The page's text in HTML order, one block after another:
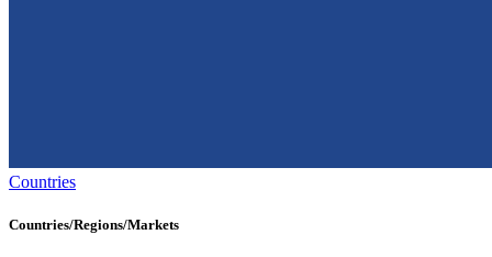
Countries
Countries/Regions/Markets